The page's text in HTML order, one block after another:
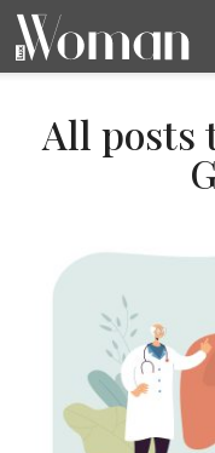
BELEZA
CAPA
LIFESTYLE
MODA
OPINIÃO
PESSOAS
SOCIEDADE
VIDEOS
All posts